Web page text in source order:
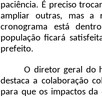
paciência. É preciso
ampliar outras, mas a
cronograma está
população ficará
prefeito.
O diretor geral do
destaca a colaboração
para que os impactos da